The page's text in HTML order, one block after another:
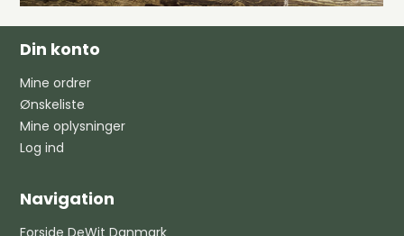
Din konto
Mine ordrer
Ønskeliste
Mine oplysninger
Log ind
Navigation
Forside DeWit Danmark